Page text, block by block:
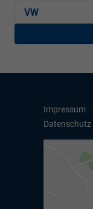
VW
Impressum
Datenschutz